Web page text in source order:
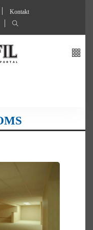
Kontakt